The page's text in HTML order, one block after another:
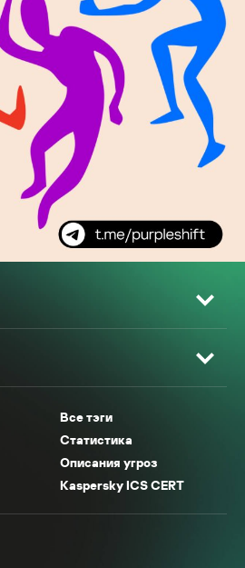
Все тэги
Статистика
Описания угроз
Kaspersky ICS CERT